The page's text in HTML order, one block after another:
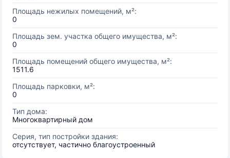
Площадь нежилых помещений, м²:
0
Площадь зем. участка общего имущества, м²:
0
Площадь помещений общего имущества, м²:
1511.6
Площадь парковки, м²:
0
Тип дома:
Многоквартирный дом
Серия, тип постройки здания:
отсутствует, частично благоустроенный